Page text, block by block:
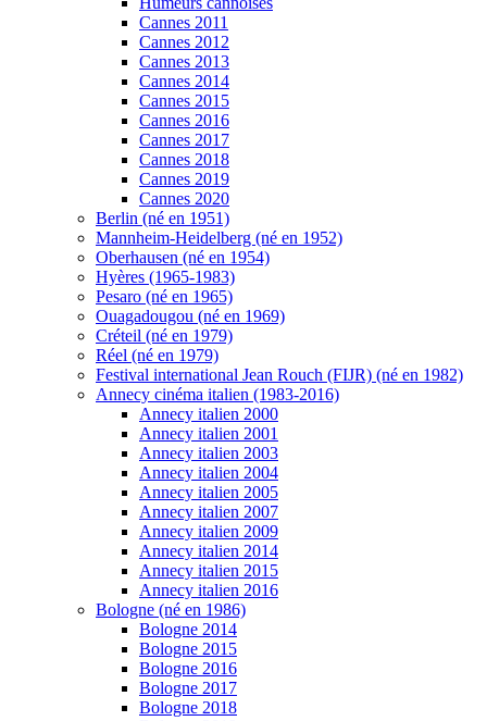
Cannes 2011
Cannes 2012
Cannes 2013
Cannes 2014
Cannes 2015
Cannes 2016
Cannes 2017
Cannes 2018
Cannes 2019
Cannes 2020
Berlin (né en 1951)
Mannheim-Heidelberg (né en 1952)
Oberhausen (né en 1954)
Hyères (1965-1983)
Pesaro (né en 1965)
Ouagadougou (né en 1969)
Créteil (né en 1979)
Réel (né en 1979)
Festival international Jean Rouch (FIJR) (né en 1982)
Annecy cinéma italien (1983-2016)
Annecy italien 2000
Annecy italien 2001
Annecy italien 2003
Annecy italien 2004
Annecy italien 2005
Annecy italien 2007
Annecy italien 2009
Annecy italien 2014
Annecy italien 2015
Annecy italien 2016
Bologne (né en 1986)
Bologne 2014
Bologne 2015
Bologne 2016
Bologne 2017
Bologne 2018